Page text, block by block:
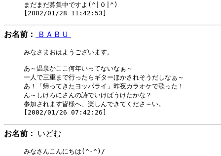
まだまだ募集中ですよ(^|０|^)
お名前： ＢＡＢＵ
みなさまおはようございます。
あ～温泉かここ何年いってないなぁ～
一人で三重まで行ったらギターほかされそうだしなぁ～
あ！「帰ってきたヨッパライ」昨夜カラオケで歌った！
ん～しけろにさんの詩でいけばうけたかな？
参加されます皆様へ、楽しんできてくださ～い。
お名前： いどむ
みなさんこんにちは(^-^)/